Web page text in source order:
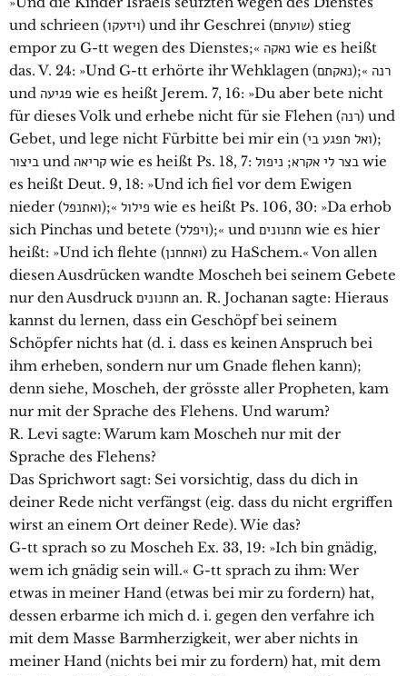
und schrieen (ויזעקו) und ihr Geschrei (שועתם) stieg
empor zu G-tt wegen des Dienstes;« נאקה wie es heißt
das. V. 24: »Und G-tt erhörte ihr Wehklagen (נאקתם);« רנה
und פגיעה wie es heißt Jerem. 7, 16: »Du aber bete nicht
für dieses Volk und erhebe nicht für sie Flehen (רנה) und
Gebet, und lege nicht Fürbitte bei mir ein (ואל תפגע בי);
ביצור und קריאה wie es heißt Ps. 18, 7: בצר לי אקרא; ניפול wie
es heißt Deut. 9, 18: »Und ich fiel vor dem Ewigen
nieder (ואתנפל);« פילול wie es heißt Ps. 106, 30: »Da erhob
sich Pinchas und betete (ויפלל);« und תחנונים wie es hier
heißt: »Und ich flehte (ואתחנן) zu HaSchem.« Von allen
diesen Ausdrücken wandte Moscheh bei seinem Gebete
nur den Ausdruck תחנונים an. R. Jochanan sagte: Hieraus
kannst du lernen, dass ein Geschöpf bei seinem
Schöpfer nichts hat (d. i. dass es keinen Anspruch bei
ihm erheben, sondern nur um Gnade flehen kann);
denn siehe, Moscheh, der grösste aller Propheten, kam
nur mit der Sprache des Flehens. Und warum?
R. Levi sagte: Warum kam Moscheh nur mit der
Sprache des Flehens?
Das Sprichwort sagt: Sei vorsichtig, dass du dich in
deiner Rede nicht verfängst (eig. dass du nicht ergriffen
wirst an einem Ort deiner Rede). Wie das?
G-tt sprach so zu Moscheh Ex. 33, 19: »Ich bin gnädig,
wem ich gnädig sein will.« G-tt sprach zu ihm: Wer
etwas in meiner Hand (etwas bei mir zu fordern) hat,
dessen erbarme ich mich d. i. gegen den verfahre ich
mit dem Masse Barmherzigkeit, wer aber nichts in
meiner Hand (nichts bei mir zu fordern) hat, mit dem